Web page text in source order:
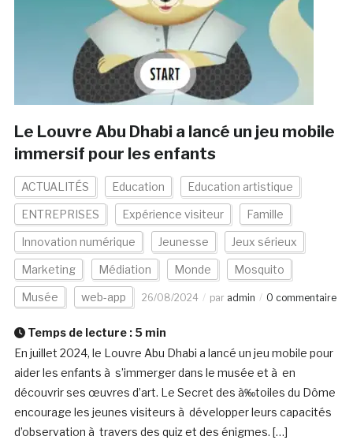
Le Louvre Abu Dhabi a lancé un jeu mobile
immersif pour les enfants
ACTUALITÉS Education Education artistique
ENTREPRISES Expérience visiteur Famille
Innovation numérique Jeunesse Jeux sérieux
Marketing Médiation Monde Mosquito
Musée web-app 26/08/2024 par admin 0 commentaire
Temps de lecture : 5 min
En juillet 2024, le Louvre Abu Dhabi a lancé un jeu mobile pour
aider les enfants à s’immerger dans le musée et à en
découvrir ses œuvres d’art. Le Secret des à‰toiles du Dôme
encourage les jeunes visiteurs à développer leurs capacités
d’observation à travers des quiz et des énigmes. […]